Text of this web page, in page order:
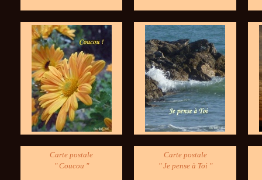
Carte postale
" Coucou "
Carte postale
" Je pense à Toi "